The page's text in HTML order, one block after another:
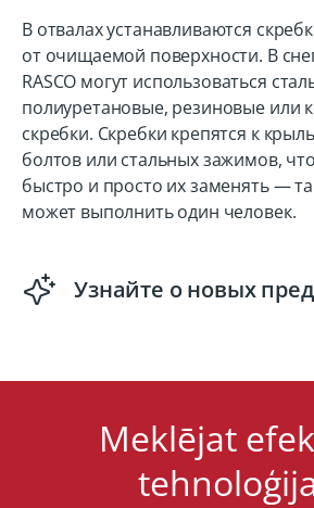
В отвалах устанавливаются
от очищаемой поверхности. В
RASCO могут использоваться
полиуретановые, резиновые или
скребки. Скребки крепятся к
болтов или стальных зажимов,
быстро и просто их заменять —
может выполнить один человек.
Узнайте о новых
Meklējat